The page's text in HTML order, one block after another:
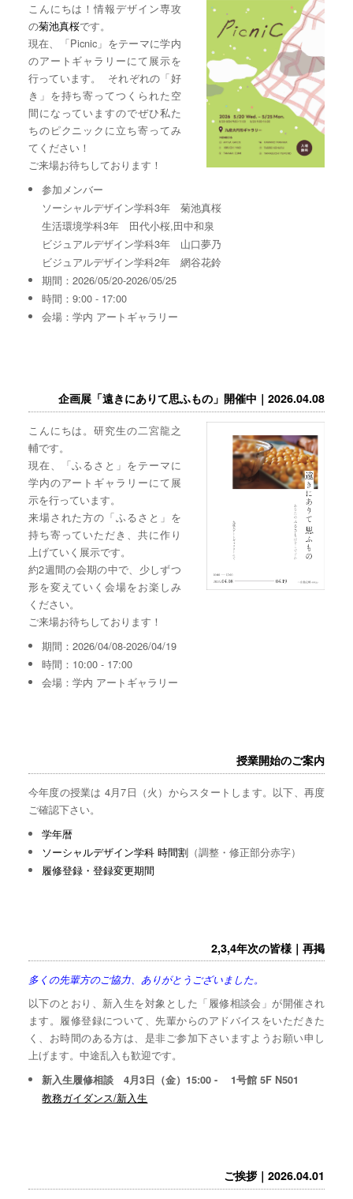
こんにちは！情報デザイン専攻
の菊池真桜です。
現在、「Picnic」をテーマに学内
のアートギャラリーにて展示を
行っています。 それぞれの「好
き」を持ち寄ってつくられた空
間になっていますのでぜひ私た
ちのピクニックに立ち寄ってみ
てください！
ご来場お待ちしております！
参加メンバー
ソーシャルデザイン学科3年 菊池真桜
生活環境学科3年 田代小桜,田中和泉
ビジュアルデザイン学科3年 山口夢乃
ビジュアルデザイン学科2年 網谷花鈴
期間：2026/05/20-2026/05/25
時間：9:00 - 17:00
会場：学内 アートギャラリー
企画展「遠きにありて思ふもの」開催中｜2026.04.08
こんにちは。研究生の二宮龍之
輔です。
現在、「ふるさと」をテーマに
学内のアートギャラリーにて展
示を行っています。
来場された方の「ふるさと」を
持ち寄っていただき、共に作り
上げていく展示です。
約2週間の会期の中で、少しずつ
形を変えていく会場をお楽しみ
ください。
ご来場お待ちしております！
期間：2026/04/08-2026/04/19
時間：10:00 - 17:00
会場：学内 アートギャラリー
授業開始のご案内
今年度の授業は 4月7日（火）からスタートします。以下、再度
ご確認下さい。
学年暦
ソーシャルデザイン学科 時間割 （調整・修正部分赤字）
履修登録・登録変更期間
2,3,4年次の皆様｜再掲
多くの先輩方のご協力、ありがとうございました。
以下のとおり、新入生を対象とした「履修相談会」が開催され
ます。履修登録について、先輩からのアドバイスをいただきた
く、お時間のある方は、是非ご参加下さいますようお願い申し
上げます。中途乱入も歓迎です。
新入生履修相談 4月3日（金）15:00 - 1号館 5F N501
教務ガイダンス/新入生
ご挨拶｜2026.04.01